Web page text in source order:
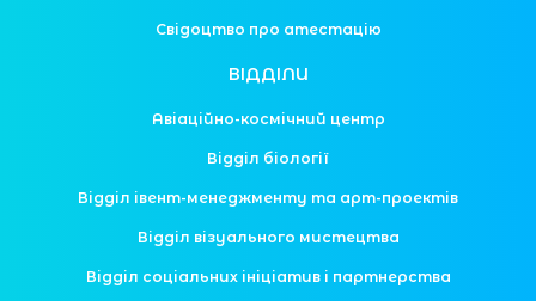
Свідоцтво про атестацію
ВІДДІЛИ
Авіаційно-космічний центр
Відділ біології
Відділ івент-менеджменту та арт-проектів
Відділ візуального мистецтва
Відділ соціальних ініціатив і партнерства